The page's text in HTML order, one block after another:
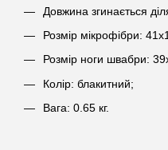
Довжина згинається
Розмір мікрофібри:
Розмір ноги швабри:
Колір: блакитний;
Вага: 0.65 кг.